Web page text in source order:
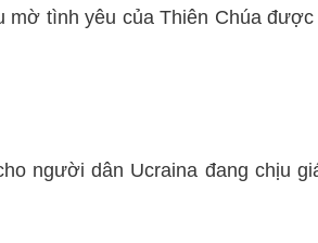
mờ tình yêu của Thiên Chúa được
người dân Ucraina đang chịu